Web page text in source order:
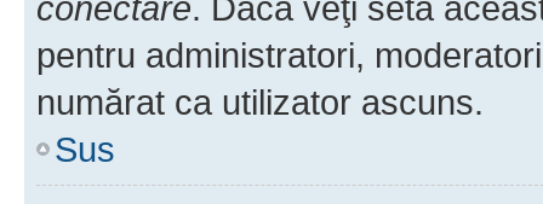
pentru administratori,
numărat ca utilizator ascuns.
Sus